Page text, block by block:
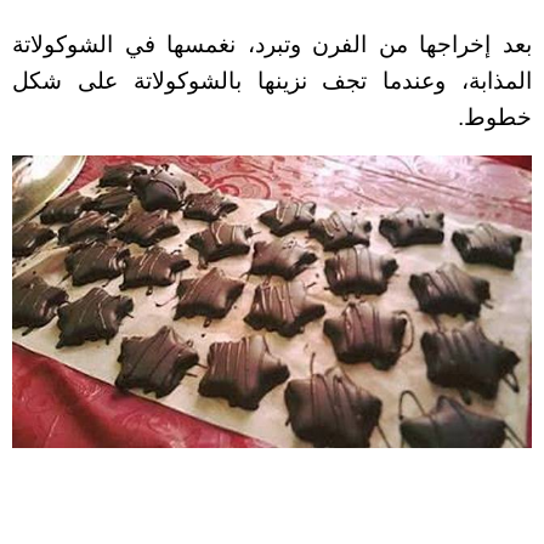
بعد إخراجها من الفرن وتبرد، نغمسها في الشوكولاتة
المذابة، وعندما تجف نزينها بالشوكولاتة على شكل
خطوط.